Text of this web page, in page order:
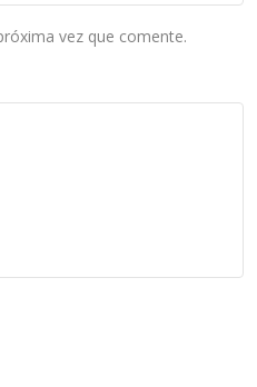
vez que comente.